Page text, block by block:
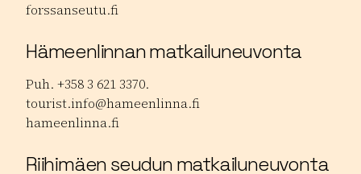
forssanseutu.fi
Hämeenlinnan matkailuneuvonta
Puh. +358 3 621 3370.
tourist.info@hameenlinna.fi
hameenlinna.fi
Riihimäen seudun matkailuneuvonta